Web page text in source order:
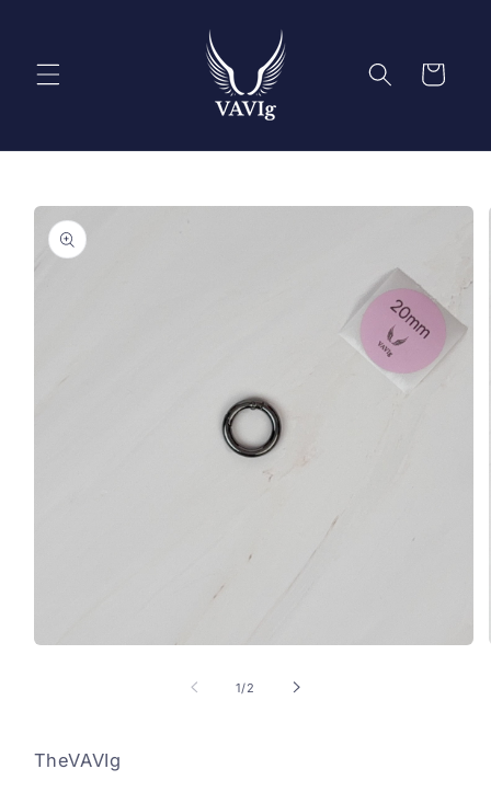
Carrito
directamente
información
ventana
modal
1/de
2
TheVAVIg